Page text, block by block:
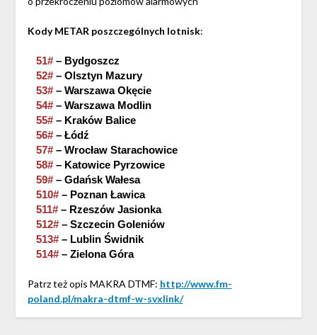
Kody METAR poszczególnych lotnisk:
51#– Bydgoszcz
52#– Olsztyn Mazury
53#– Warszawa Okęcie
54#– Warszawa Modlin
55#– Kraków Balice
56#– Łódź
57#– Wrocław Starachowice
58#– Katowice Pyrzowice
59#– Gdańsk Wałesa
510#– Poznan Ławica
511#– Rzeszów Jasionka
512#– Szczecin Goleniów
513#– Lublin Świdnik
514#– Zielona Góra
Patrz też opis MAKRA DTMF: http://www.fm-
poland.pl/makra-dtmf-w-svxlink/